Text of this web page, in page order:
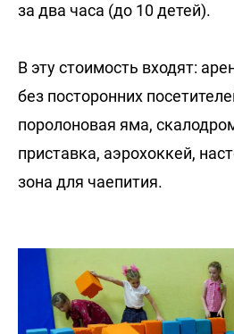
за два часа (до 10 детей).
В эту стоимость входят:
без посторонних
поролоновая яма,
приставка, аэрохоккей,
зона для чаепития.